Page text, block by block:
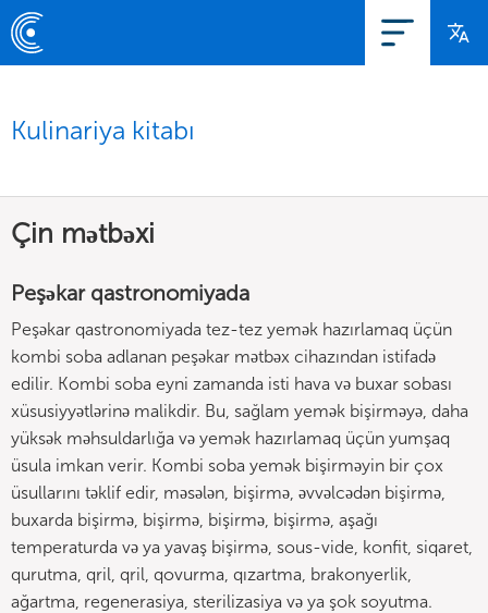
Kulinariya kitabı
Çin mətbəxi
Peşəkar qastronomiyada
Peşəkar qastronomiyada tez-tez yemək hazırlamaq üçün
kombi soba adlanan peşəkar mətbəx cihazından istifadə
edilir. Kombi soba eyni zamanda isti hava və buxar sobası
xüsusiyyətlərinə malikdir. Bu, sağlam yemək bişirməyə, daha
yüksək məhsuldarlığa və yemək hazırlamaq üçün yumşaq
üsula imkan verir. Kombi soba yemək bişirməyin bir çox
üsullarını təklif edir, məsələn, bişirmə, əvvəlcədən bişirmə,
buxarda bişirmə, bişirmə, bişirmə, bişirmə, aşağı
temperaturda və ya yavaş bişirmə, sous-vide, konfit, siqaret,
qurutma, qril, qril, qovurma, qızartma, brakonyerlik,
ağartma, regenerasiya, sterilizasiya və ya şok soyutma.